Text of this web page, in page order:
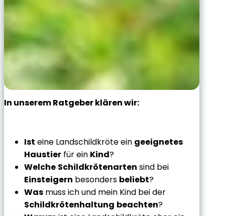
In unserem Ratgeber klären wir:
Ist eine Landschildkröte ein geeignetes
Haustier für ein Kind?
Welche Schildkrötenarten sind bei
Einsteigern besonders beliebt?
Was muss ich und mein Kind bei der
Schildkrötenhaltung beachten?